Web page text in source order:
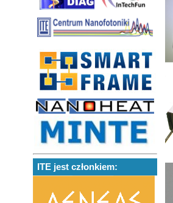
ITE jest członkiem: